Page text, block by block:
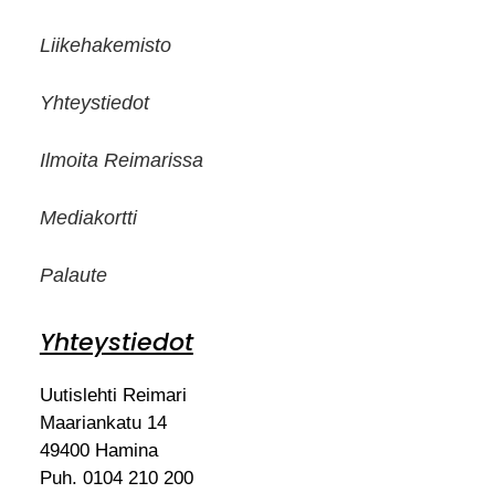
Liikehakemisto
Yhteystiedot
Ilmoita Reimarissa
Mediakortti
Palaute
Yhteystiedot
Uutislehti Reimari
Maariankatu 14
49400 Hamina
Puh. 0104 210 200